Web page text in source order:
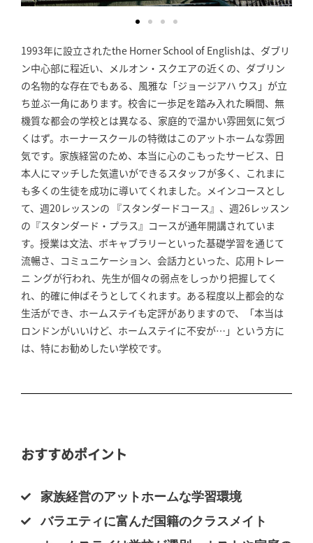
1993年に設立されたthe Horner School of Englishは、ダブリ
ン中心部に程近い、メルオン・スクエアの近くの、ダブリン
の名物的な存在でもある、風雅な「ジョージアハ ウス」が立
ち並ぶ一角にあります。校舎に一歩足を踏み入れた瞬間、無
機質な都会の学校とは異なる、家庭的で温かい雰囲気に気づ
くはず。ホーナースクールの特徴はこのアットホームな雰囲
気です。家族経営のため、本当に心のこもったサービス、日
本人にマッチした気遣いができるスタッフが多く、これまに
も多くの生徒を成功に導いてくれました。メインコースとし
て、週20レッスンの 『スタンダードコース』、週26レッスン
の『スタンダード・プラス』コースが通年開講されていま
す。授業は文法、ボキャブラリーといった基礎学習を通じて
流暢さ、コミュニケーション、会話力といった、応用トレー
ニ ングが行われ、先生が個々の弱点をしっかり把握してく
れ、的確に伸ばそうとしてくれます。ある程度以上都会的な
生活ができ、ホームステイも定評がありますので、「本当は
ロンドンがいいけど、ホームステイに不安が…」という方に
は、特にお勧めしたい学校です。
おすすめポイント
家族経営のアットホームな学習環境
バラエティに富んだ国籍のクラスメイト